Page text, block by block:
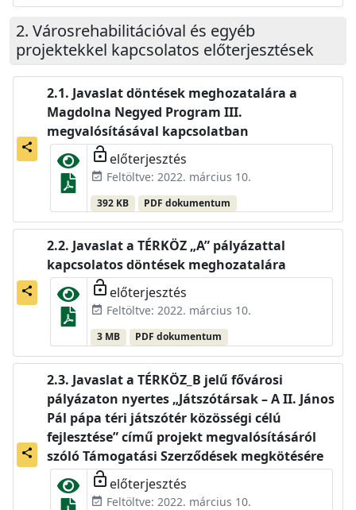
Városrehabilitációval és egyéb
projektekkel kapcsolatos előterjesztések
share
Javaslat döntések meghozatalára a
Magdolna Negyed Program III.
megvalósításával kapcsolatban
lock_open előterjesztés
event_available Feltöltve: 2022. március 10.
392 KB PDF dokumentum
share
Javaslat a TÉRKÖZ „A” pályázattal
kapcsolatos döntések meghozatalára
lock_open előterjesztés
event_available Feltöltve: 2022. március 10.
3 MB PDF dokumentum
share
Javaslat a TÉRKÖZ_B jelű fővárosi
pályázaton nyertes „Játszótársak – A II. János
Pál pápa téri játszótér közösségi célú
fejlesztése” című projekt megvalósításáról
szóló Támogatási Szerződések megkötésére
lock_open előterjesztés
event_available Feltöltve: 2022. március 10.